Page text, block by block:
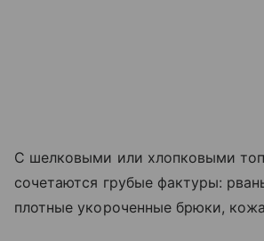
С шелковыми или хлопковыми
сочетаются грубые фактуры:
плотные укороченные брюки,